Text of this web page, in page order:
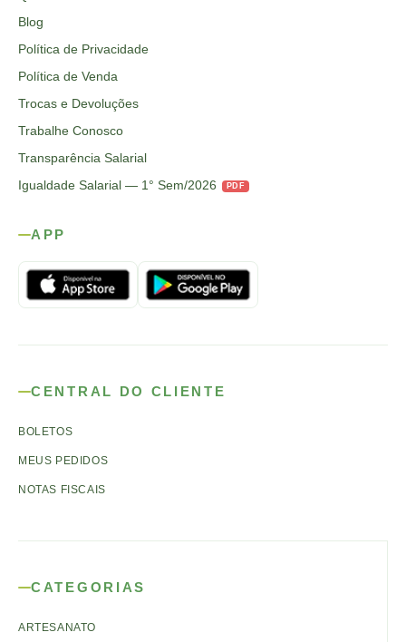
Blog
Política de Privacidade
Política de Venda
Trocas e Devoluções
Trabalhe Conosco
Transparência Salarial
Igualdade Salarial — 1° Sem/2026
PDF
APP
CENTRAL DO CLIENTE
BOLETOS
MEUS PEDIDOS
NOTAS FISCAIS
CATEGORIAS
ARTESANATO